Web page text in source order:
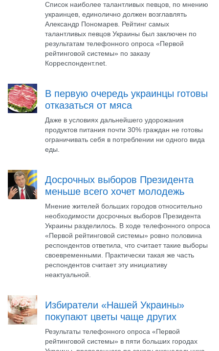
Список наиболее талантливых певцов, по мнению
украинцев, единолично должен возглавлять
Александр Пономарев. Рейтинг самых
талантливых певцов Украины был заключен по
результатам телефонного опроса «Первой
рейтинговой системы» по заказу
Корреспондент.net.
В первую очередь украинцы готовы
отказаться от мяса
Даже в условиях дальнейшего удорожания
продуктов питания почти 30% граждан не готовы
ограничивать себя в потреблении ни одного вида
еды.
Досрочных выборов Президента
меньше всего хочет молодежь
Мнение жителей больших городов относительно
необходимости досрочных выборов Президента
Украины разделилось. В ходе телефонного опроса
«Первой рейтинговой системы» ровно половина
респондентов ответила, что считает такие выборы
своевременными. Практически такая же часть
респондентов считает эту инициативу
неактуальной.
Избиратели «Нашей Украины»
покупают цветы чаще других
Результаты телефонного опроса «Первой
рейтинговой системы» в пяти больших городах